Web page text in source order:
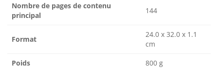
Nombre de pages de contenu
principal
144
Format
24.0 x 32.0 x 1.1
cm
Poids 800 g